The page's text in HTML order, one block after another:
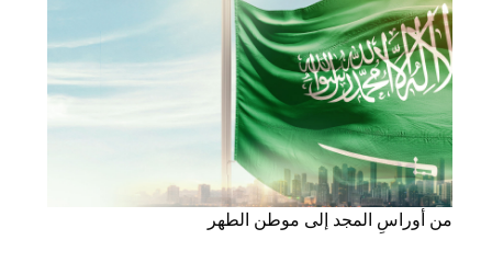
من أوراسِ المجد إلى موطن الطهر